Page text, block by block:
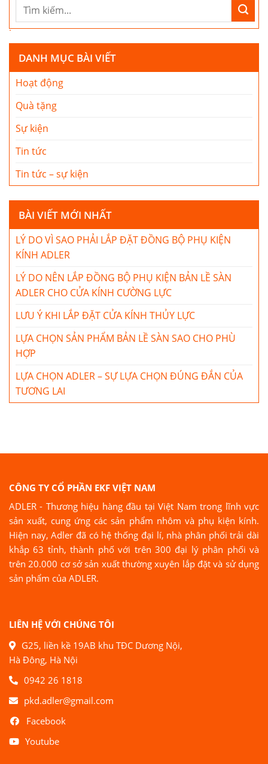
DANH MỤC BÀI VIẾT
Hoạt động
Quà tặng
Sự kiện
Tin tức
Tin tức – sự kiện
BÀI VIẾT MỚI NHẤT
LÝ DO VÌ SAO PHẢI LẮP ĐẶT ĐỒNG BỘ PHỤ KIỆN
KÍNH ADLER
LÝ DO NÊN LẮP ĐỒNG BỘ PHỤ KIỆN BẢN LỀ SÀN
ADLER CHO CỬA KÍNH CƯỜNG LỰC
LƯU Ý KHI LẮP ĐẶT CỬA KÍNH THỦY LỰC
LỰA CHỌN SẢN PHẨM BẢN LỀ SÀN SAO CHO PHÙ
HỢP
LỰA CHỌN ADLER – SỰ LỰA CHỌN ĐÚNG ĐẮN CỦA
TƯƠNG LAI
CÔNG TY CỔ PHẦN EKF VIỆT NAM
ADLER - Thương hiệu hàng đầu tại Việt Nam trong lĩnh vực
sản xuất, cung ứng các sản phẩm nhôm và phụ kiện kính.
Hiện nay, Adler đã có hệ thống đại lí, nhà phân phối trải dài
khắp 63 tỉnh, thành phố với trên 300 đại lý phân phối và
trên 20.000 cơ sở sản xuất thường xuyên lắp đặt và sử dụng
sản phẩm của ADLER.
LIÊN HỆ VỚI CHÚNG TÔI
G25, liền kề 19AB khu TĐC Dương Nội,
Hà Đông, Hà Nội
0942 26 1818
pkd.adler@gmail.com
Facebook
Youtube